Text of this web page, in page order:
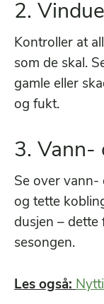
2.
Kontroller at
som de skal.
gamle eller
og fukt.
3. Vann-
Se over vann-
og tette
dusjen – dette
sesongen.
Les også: